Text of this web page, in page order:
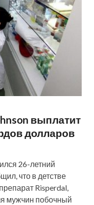
выплатит
долларов
26-летний
что в детстве
Risperdal,
мужчин побочный